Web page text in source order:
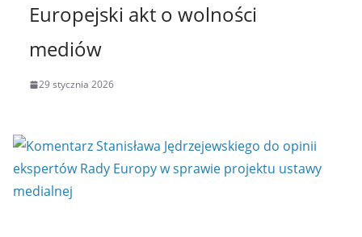
Europejski akt o wolności
mediów
29 stycznia 2026